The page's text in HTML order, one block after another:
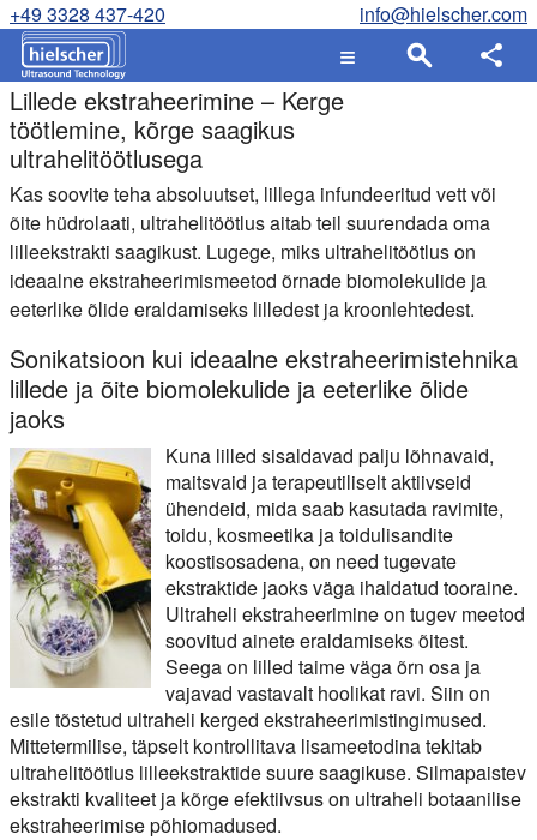
+49 3328 437-420 info@hielscher.com
Lillede ekstraheerimine – Kerge
töötlemine, kõrge saagikus
ultrahelitöötlusega
Kas soovite teha absoluutset, lillega infundeeritud vett või
õite hüdrolaati, ultrahelitöötlus aitab teil suurendada oma
lilleekstrakti saagikust. Lugege, miks ultrahelitöötlus on
ideaalne ekstraheerimismeetod õrnade biomolekulide ja
eeterlike õlide eraldamiseks lilledest ja kroonlehtedest.
Sonikatsioon kui ideaalne ekstraheerimistehnika
lillede ja õite biomolekulide ja eeterlike õlide
jaoks
Kuna lilled sisaldavad palju lõhnavaid,
maitsvaid ja terapeutiliselt aktiivseid
ühendeid, mida saab kasutada ravimite,
toidu, kosmeetika ja toidulisandite
koostisosadena, on need tugevate
ekstraktide jaoks väga ihaldatud tooraine.
Ultraheli ekstraheerimine on tugev meetod
soovitud ainete eraldamiseks õitest.
Seega on lilled taime väga õrn osa ja
vajavad vastavalt hoolikat ravi. Siin on
esile tõstetud ultraheli kerged ekstraheerimistingimused.
Mittetermilise, täpselt kontrollitava lisameetodina tekitab
ultrahelitöötlus lilleekstraktide suure saagikuse. Silmapaistev
ekstrakti kvaliteet ja kõrge efektiivsus on ultraheli botaanilise
ekstraheerimise põhiomadused.